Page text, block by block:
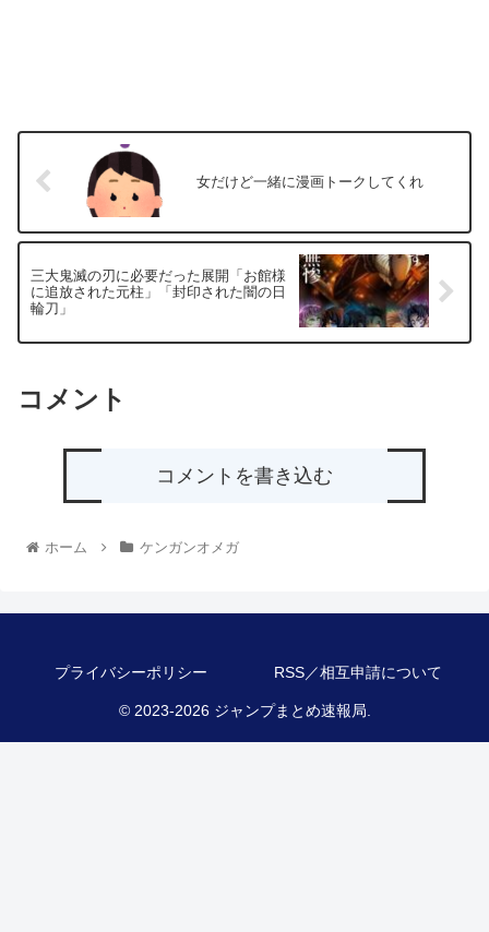
女だけど一緒に漫画トークしてくれ
三大鬼滅の刃に必要だった展開「お館様
に追放された元柱」「封印された闇の日
輪刀」
コメント
コメントを書き込む
ホーム ケンガンオメガ
プライバシーポリシー RSS／相互申請について
© 2023-2026 ジャンプまとめ速報局.